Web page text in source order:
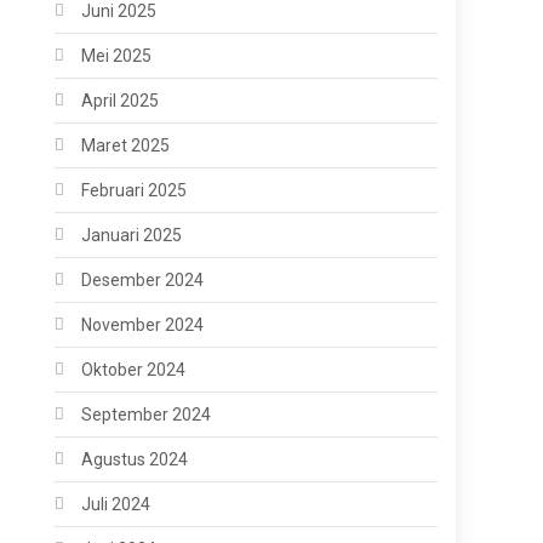
Juni 2025
Mei 2025
April 2025
Maret 2025
Februari 2025
Januari 2025
Desember 2024
November 2024
Oktober 2024
September 2024
Agustus 2024
Juli 2024